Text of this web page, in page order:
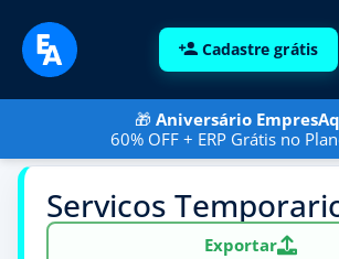
Cadastre grátis
🎁 Aniversário
60% OFF + ERP Grátis no
Servicos
Exportar